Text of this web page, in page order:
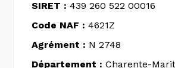
SIRET : 439 260 522 00016
Code NAF : 4621Z
Agrément : N 2748
Département : Charente-